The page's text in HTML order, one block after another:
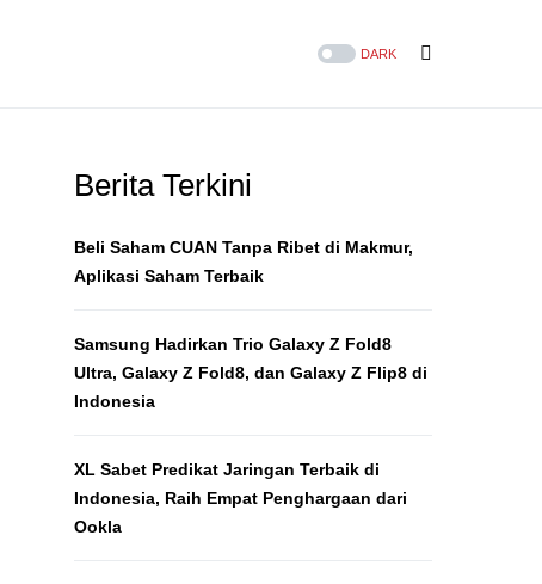
DARK
Berita Terkini
Beli Saham CUAN Tanpa Ribet di Makmur,
Aplikasi Saham Terbaik
Samsung Hadirkan Trio Galaxy Z Fold8
Ultra, Galaxy Z Fold8, dan Galaxy Z Flip8 di
Indonesia
XL Sabet Predikat Jaringan Terbaik di
Indonesia, Raih Empat Penghargaan dari
Ookla